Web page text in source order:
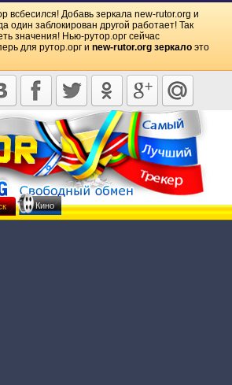
всбесился! Добавь зеркала new-rutor.org и
один заблокирован другой работает! Так
значения! Нью-рутор.орг сейчас
для рутор.орг и new-rutor.org зеркало это